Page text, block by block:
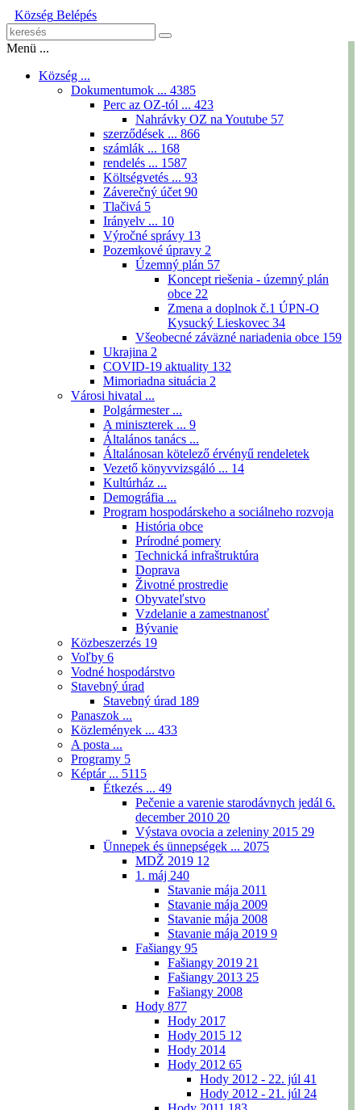
Község Belépés
Menü ...
Község ...
Dokumentumok ... 4385
Perc az OZ-tól ... 423
Nahrávky OZ na Youtube 57
szerződések ... 866
számlák ... 168
rendelés ... 1587
Költségvetés ... 93
Záverečný účet 90
Tlačivá 5
Irányelv ... 10
Výročné správy 13
Pozemkové úpravy 2
Územný plán 57
Koncept riešenia - územný plán
obce 22
Zmena a doplnok č.1 ÚPN-O
Kysucký Lieskovec 34
Všeobecné záväzné nariadenia obce 159
Ukrajina 2
COVID-19 aktuality 132
Mimoriadna situácia 2
Városi hivatal ...
Polgármester ...
A miniszterek ... 9
Általános tanács ...
Általánosan kötelező érvényű rendeletek
Vezető könyvvizsgáló ... 14
Kultúrház ...
Demográfia ...
Program hospodárskeho a sociálneho rozvoja
História obce
Prírodné pomery
Technická infraštruktúra
Doprava
Životné prostredie
Obyvateľstvo
Vzdelanie a zamestnanosť
Bývanie
Közbeszerzés 19
Voľby 6
Vodné hospodárstvo
Stavebný úrad
Stavebný úrad 189
Panaszok ...
Közlemények ... 433
A posta ...
Programy 5
Képtár ... 5115
Étkezés ... 49
Pečenie a varenie starodávnych jedál 6.
december 2010 20
Výstava ovocia a zeleniny 2015 29
Ünnepek és ünnepségek ... 2075
MDŽ 2019 12
1. máj 240
Stavanie mája 2011
Stavanie mája 2009
Stavanie mája 2008
Stavanie mája 2019 9
Fašiangy 95
Fašiangy 2019 21
Fašiangy 2013 25
Fašiangy 2008
Hody 877
Hody 2017
Hody 2015 12
Hody 2014
Hody 2012 65
Hody 2012 - 22. júl 41
Hody 2012 - 21. júl 24